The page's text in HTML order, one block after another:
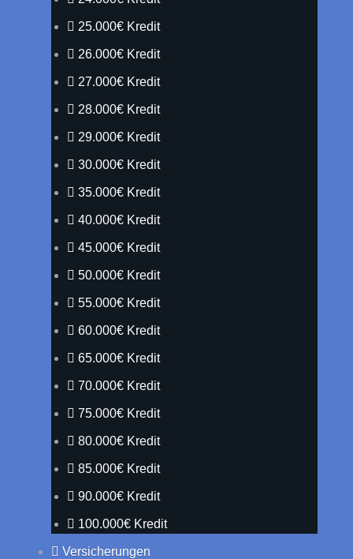
25.000€ Kredit
26.000€ Kredit
27.000€ Kredit
28.000€ Kredit
29.000€ Kredit
30.000€ Kredit
35.000€ Kredit
40.000€ Kredit
45.000€ Kredit
50.000€ Kredit
55.000€ Kredit
60.000€ Kredit
65.000€ Kredit
70.000€ Kredit
75.000€ Kredit
80.000€ Kredit
85.000€ Kredit
90.000€ Kredit
100.000€ Kredit
Versicherungen